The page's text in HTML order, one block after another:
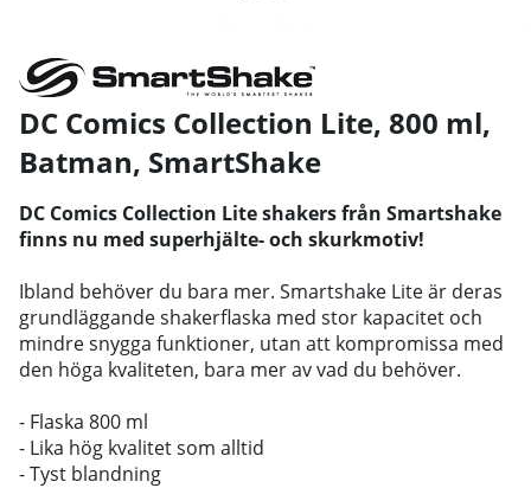
DC Comics Collection Lite, 800 ml,
Batman, SmartShake
DC Comics Collection Lite shakers från Smartshake
finns nu med superhjälte- och skurkmotiv!
Ibland behöver du bara mer. Smartshake Lite är deras
grundläggande shakerflaska med stor kapacitet och
mindre snygga funktioner, utan att kompromissa med
den höga kvaliteten, bara mer av vad du behöver.
- Flaska 800 ml
- Lika hög kvalitet som alltid
- Tyst blandning